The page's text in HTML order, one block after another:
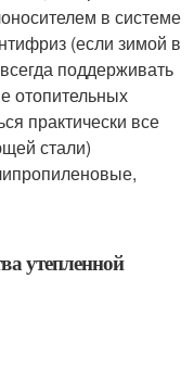
в системе
(если зимой в
поддерживать
отопительных
практически все
стали)
утепленной